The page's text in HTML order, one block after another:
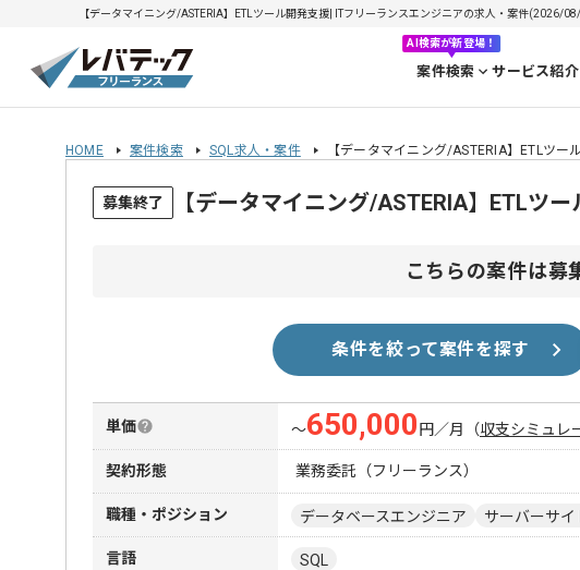
【データマイニング/ASTERIA】ETLツール開発支援| ITフリーランスエンジニアの求人・案件(2026/
AI検索が新登場！
案件検索 サービス紹介
HOME 案件検索 SQL求人・案件 【データマイニング/ASTERIA】ETLツー
募集終了 【データマイニング/ASTERIA】ETLツ
こちらの案件は募
条件を絞って案件を探す
単価 〜650,000 円／月 （収支シミュレ
契約形態 業務委託（フリーランス）
職種・ポジション データベースエンジニア サーバーサ
言語 SQL